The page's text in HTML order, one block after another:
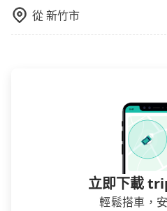
從新竹市
立即下載
輕鬆搭車，